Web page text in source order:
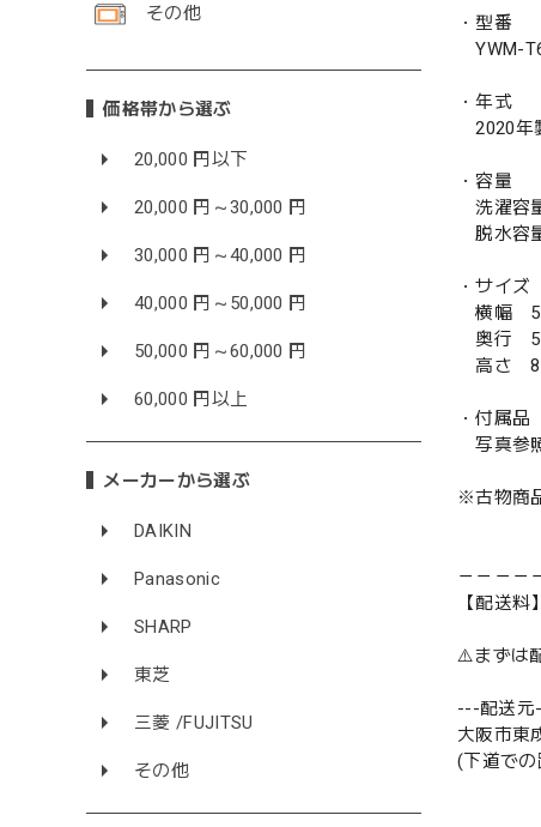
その他
価格帯から選ぶ
20,000 円以下
20,000 円～30,000 円
30,000 円～40,000 円
40,000 円～50,000 円
50,000 円～60,000 円
60,000 円以上
メーカーから選ぶ
DAIKIN
Panasonic
SHARP
東芝
三菱 /FUJITSU
その他
・型番
YWM-
・年式
2020年
・容量
洗濯容
脱水容
・サイズ
横幅
奥行
高さ
・付属品
写真参
※古物商
－－－－
【配送料】
⚠️まずは
---配送元
大阪市東
(下道で